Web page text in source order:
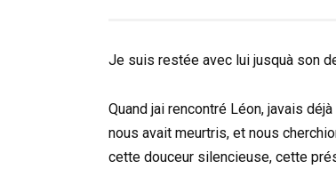
Je suis restée avec lui jusquà son
Quand jai rencontré Léon, javais
nous avait meurtris, et nous
cette douceur silencieuse, cette